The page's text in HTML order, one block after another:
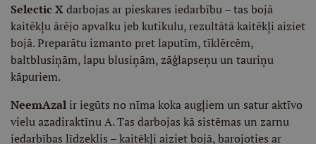
Selectic Xdarbojas ar pieskares iedarbību – tas bojā
kaitēkļu ārējo apvalku jeb kutikulu, rezultātā kaitēkļi aiziet
bojā. Preparātu izmanto pret laputīm, tīklērcēm,
baltblusiņām, lapu blusiņām, zāģlapseņu un tauriņu
kāpuriem.
NeemAzal ir iegūts no nīma koka augļiem un satur aktīvo
vielu azadiraktīnu A. Tas darbojas kā sistēmas un zarnu
iedarbības līdzeklis – kaitēkļi aiziet bojā, barojoties ar